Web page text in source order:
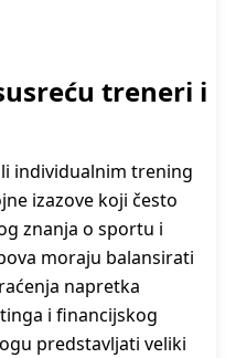
treneri i
individualnim trening
izazove koji često
znanja o sportu i
moraju balansirati
napretka
i financijskog
predstavljati veliki